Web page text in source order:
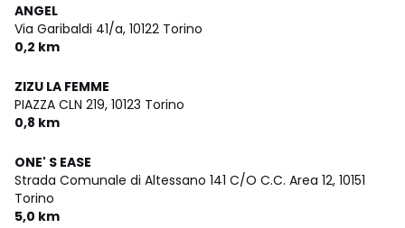
ANGEL
Via Garibaldi 41/a, 10122 Torino
0,2 km
ZIZU LA FEMME
PIAZZA CLN 219, 10123 Torino
0,8 km
ONE' S EASE
Strada Comunale di Altessano 141 C/O C.C. Area 12, 10151
Torino
5,0 km